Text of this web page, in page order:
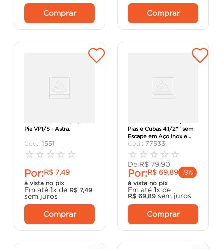
Comprar Comprar
Pia VP1/S - Astra.
: 1551
☆ ☆ ☆ ☆ ☆
Por:R$ 7,49
à vista no pix
Em até 1x de R$ 7,49
sem juros
Comprar
Pias e Cubas 4.1/2"" sem
Escape em Aço Inox e
Polipropileno -
Tramontina.
: 77533
☆ ☆ ☆ ☆ ☆
De:R$ 79,90
Por:R$ 69,89
13%
à vista no pix
Em até 1x de
R$ 69,89 sem juros
Comprar